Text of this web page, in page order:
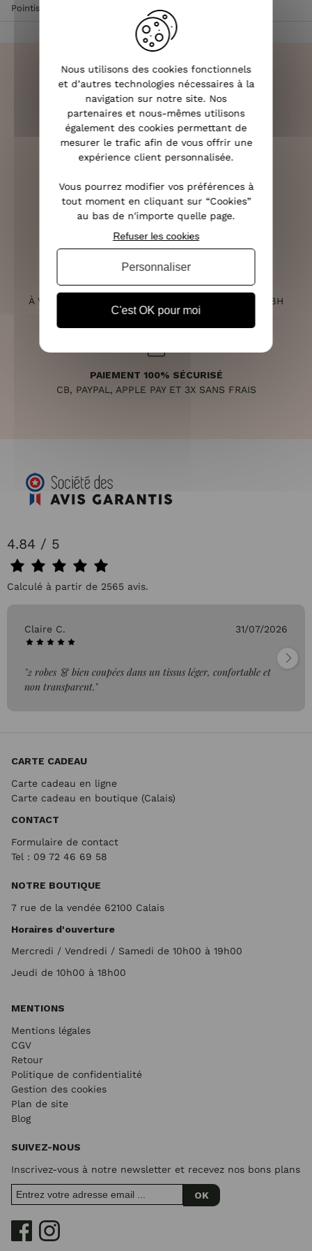
Pointistrass
LIVRAISON RAPIDE
OFFERTE DÈS 70€
RETOURS SOUS 14 JOURS
(VOIR LES CONDITIONS)
SERVICE CLIENT
À VOTRE ÉCOUTE DU LUNDI AU SAMEDI DE 10H À 18H
PAIEMENT 100% SÉCURISÉ
CB, PAYPAL, APPLE PAY ET 3X SANS FRAIS
4.84 / 5
Calculé à partir de 2565 avis.
Claire C. 31/07/2026
"2 robes 👗 bien coupées dans un tissus léger, confortable et
non transparent."
CARTE CADEAU
Carte cadeau en ligne
Carte cadeau en boutique (Calais)
CONTACT
Formulaire de contact
Tel : 09 72 46 69 58
NOTRE BOUTIQUE
7 rue de la vendée 62100 Calais
Horaires d'ouverture
Mercredi / Vendredi / Samedi de 10h00 à 19h00
Jeudi de 10h00 à 18h00
MENTIONS
Mentions légales
CGV
Retour
Politique de confidentialité
Gestion des cookies
Plan de site
Blog
SUIVEZ-NOUS
Inscrivez-vous à notre newsletter et recevez nos bons plans
OK
Nous utilisons des cookies fonctionnels
et d’autres technologies nécessaires à la
navigation sur notre site. Nos
partenaires et nous-mêmes utilisons
également des cookies permettant de
mesurer le trafic afin de vous offrir une
expérience client personnalisée.
Vous pourrez modifier vos préférences à
tout moment en cliquant sur “Cookies”
au bas de n'importe quelle page.
C'est OK pour moi
Refuser les cookies
Personnaliser